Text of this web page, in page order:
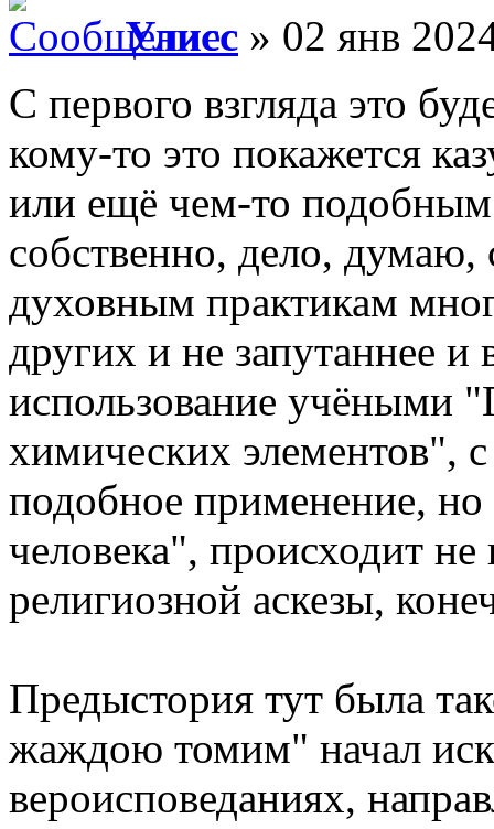
Улисс » 02 янв
С первого взгляда это
кому-то это покажется
или ещё чем-то
собственно, дело,
духовным практикам
других и не запутаннее
использование учёными
химических элементов",
подобное применение,
человека", происходит не
религиозной аскезы,
Предыстория тут была
жаждою томим" начал
вероисповеданиях,